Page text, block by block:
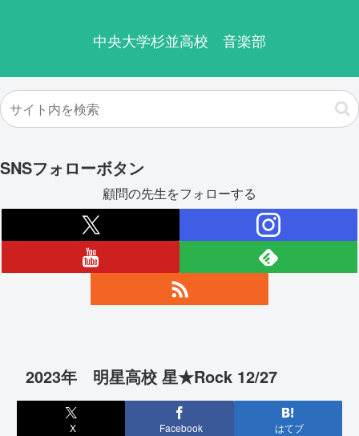
中央大学杉並高校 音楽部
SNSフォローボタン
顧問の先生をフォローする
2023年 明星高校 星★Rock 12/27
X Facebook はてブ